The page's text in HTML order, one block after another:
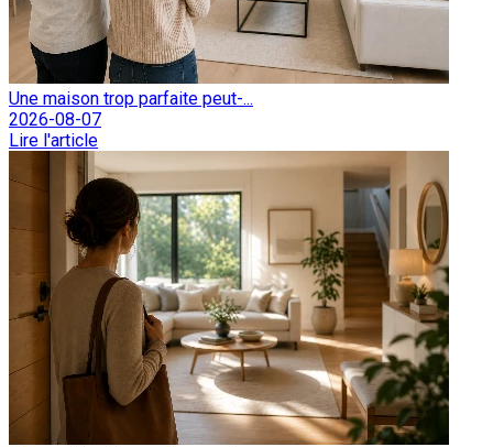
Une maison trop parfaite peut-...
2026-08-07
Lire l'article